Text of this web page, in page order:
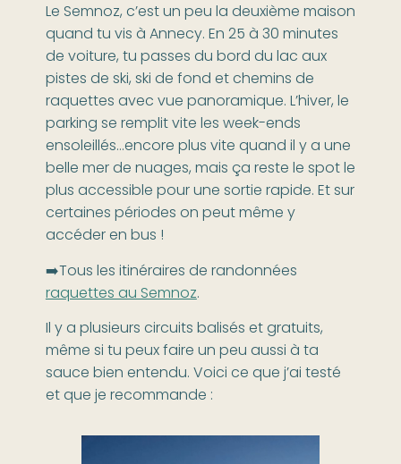
Le Semnoz, c’est un peu la deuxième maison
quand tu vis à Annecy. En 25 à 30 minutes
de voiture, tu passes du bord du lac aux
pistes de ski, ski de fond et chemins de
raquettes avec vue panoramique. L’hiver, le
parking se remplit vite les week-ends
ensoleillés…encore plus vite quand il y a une
belle mer de nuages, mais ça reste le spot le
plus accessible pour une sortie rapide. Et sur
certaines périodes on peut même y
accéder en bus !
➡️Tous les itinéraires de randonnées
raquettes au Semnoz.
Il y a plusieurs circuits balisés et gratuits,
même si tu peux faire un peu aussi à ta
sauce bien entendu. Voici ce que j’ai testé
et que je recommande :